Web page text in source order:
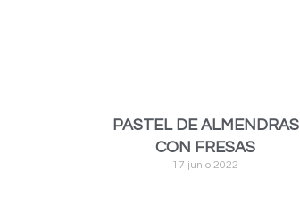
PASTEL DE ALMENDRAS
CON FRESAS
17 junio 2022